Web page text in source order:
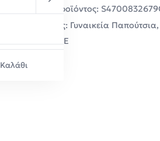
Καλάθι
Κωδικός προϊόντος:
Κατηγορίες: Γυναικεία Παπούτσια,
EXE